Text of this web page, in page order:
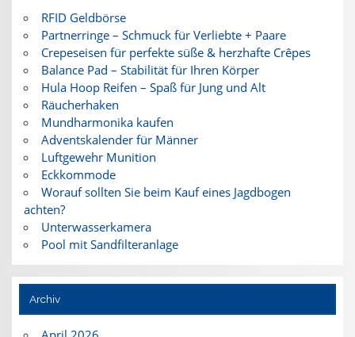
RFID Geldbörse
Partnerringe – Schmuck für Verliebte + Paare
Crepeseisen für perfekte süße & herzhafte Crêpes
Balance Pad – Stabilität für Ihren Körper
Hula Hoop Reifen – Spaß für Jung und Alt
Räucherhaken
Mundharmonika kaufen
Adventskalender für Männer
Luftgewehr Munition
Eckkommode
Worauf sollten Sie beim Kauf eines Jagdbogen
achten?
Unterwasserkamera
Pool mit Sandfilteranlage
Archiv